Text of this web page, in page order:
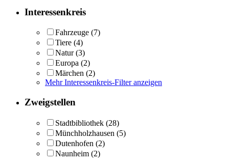
Interessenkreis
Fahrzeuge (7)
Tiere (4)
Natur (3)
Europa (2)
Märchen (2)
Mehr Interessenkreis-Filter anzeigen
Zweigstellen
Stadtbibliothek (28)
Münchholzhausen (5)
Dutenhofen (2)
Naunheim (2)